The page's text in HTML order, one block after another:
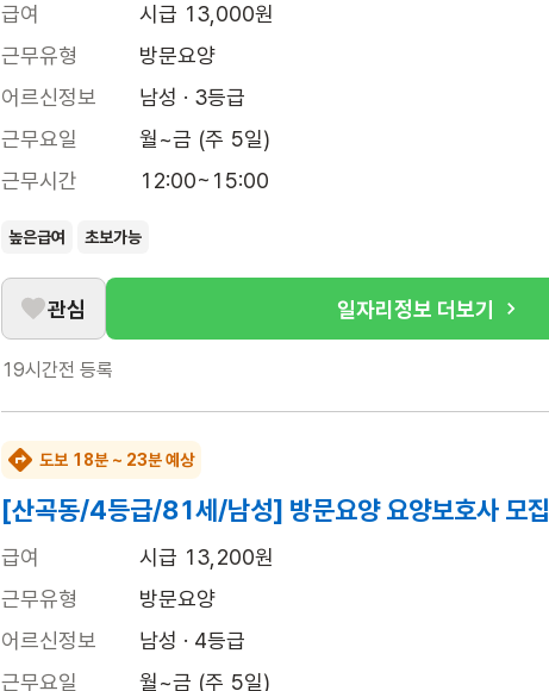
급여
시급 13,000원
근무유형
방문요양
어르신정보
남성 · 3등급
근무요일
월~금 (주 5일)
근무시간
12:00~15:00
높은급여 초보가능
관심 일자리정보 더보기
19시간전 등록
도보 18분 ~ 23분 예상
[산곡동/4등급/81세/남성] 방문요양 요양보호사 모집
급여
시급 13,200원
근무유형
방문요양
어르신정보
남성 · 4등급
근무요일
월~금 (주 5일)